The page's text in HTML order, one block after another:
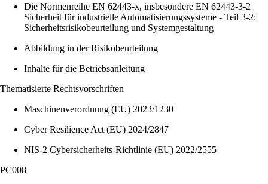
Die Normenreihe EN 62443-x, insbesondere EN 62443-3-2
Sicherheit für industrielle Automatisierungssysteme - Teil 3-2:
Sicherheitsrisikobeurteilung und Systemgestaltung
Abbildung in der Risikobeurteilung
Inhalte für die Betriebsanleitung
Thematisierte Rechtsvorschriften
Maschinenverordnung (EU) 2023/1230
Cyber Resilience Act (EU) 2024/2847
NIS-2 Cybersicherheits-Richtlinie (EU) 2022/2555
PC008